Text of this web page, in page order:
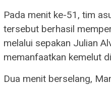
Pada menit ke-51, tim
tersebut berhasil
melalui sepakan Julian
memanfaatkan kemelut
Dua menit berselang,